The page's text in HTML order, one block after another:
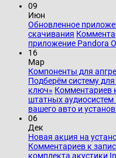
09
Июн
Обновленное
скачивания
приложение Pandora
16
Мар
Компоненты для
Подберём систему
ключ» Комментариев
штатных аудиосистем
вашего авто и
06
Дек
Новая акция на
Комментариев к
комплекта акустики